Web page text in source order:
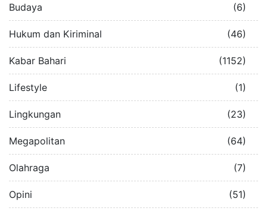
Budaya (6)
Hukum dan Kiriminal (46)
Kabar Bahari (1152)
Lifestyle (1)
Lingkungan (23)
Megapolitan (64)
Olahraga (7)
Opini (51)